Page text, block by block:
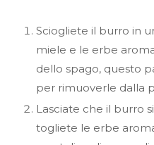
Sciogliete il burro in
miele e le erbe
dello spago, questo
per rimuoverle dalla
Lasciate che il burro
togliete le erbe